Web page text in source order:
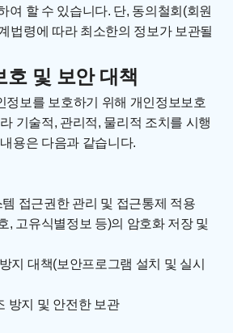
여 할 수 있습니다. 단, 동의철회(회원
법령에 따라 최소한의 정보가 보관될
및 보안 대책
정보를 보호하기 위해 개인정보보호
기술적, 관리적, 물리적 조치를 시행
용은 다음과 같습니다.
접근권한 관리 및 접근통제 적용
, 고유식별정보 등)의 암호화 저장 및
지 대책(보안프로그램 설치 및 실시
방지 및 안전한 보관